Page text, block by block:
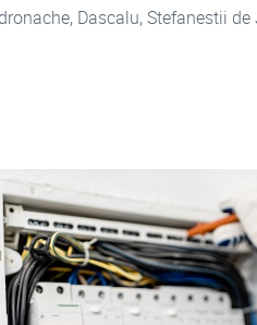
Dascalu, Stefanestii